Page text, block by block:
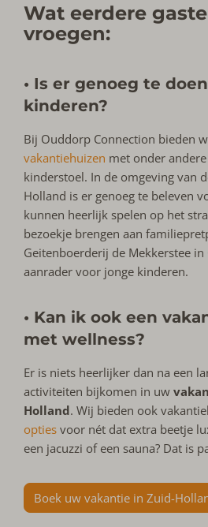
Wat eerdere
vroegen:
• Is er genoeg te
kinderen?
Bij Ouddorp Connection bieden
vakantiehuizen met onder
kinderstoel. In de omgeving van
Holland is er genoeg te beleven
kunnen heerlijk spelen op het
bezoekje brengen aan
Geitenboerderij de Mekkerstee
aanrader voor jonge kinderen.
• Kan ik ook een
met wellness?
Er is niets heerlijker dan na een
activiteiten bijkomen in uw
Holland. Wij bieden ook
opties voor nét dat extra beetje
een jacuzzi of een sauna? Dat is
Boek uw vakantie in Zuid-